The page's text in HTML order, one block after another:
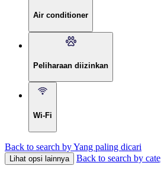
Air conditioner
Peliharaan diizinkan
Wi-Fi
Back to search by Yang paling dicari
Lihat opsi lainnya Back to search by